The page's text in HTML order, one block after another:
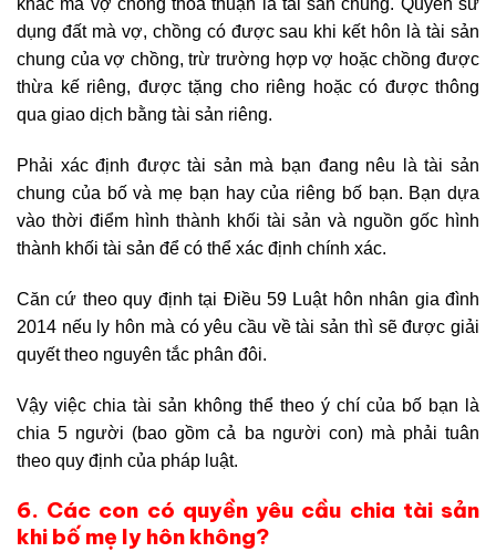
khác mà vợ chồng thỏa thuận là tài sản chung. Quyền sử
dụng đất mà vợ, chồng có được sau khi kết hôn là tài sản
chung của vợ chồng, trừ trường hợp vợ hoặc chồng được
thừa kế riêng, được tặng cho riêng hoặc có được thông
qua giao dịch bằng tài sản riêng.
Phải xác định được tài sản mà bạn đang nêu là tài sản
chung của bố và mẹ bạn hay của riêng bố bạn. Bạn dựa
vào thời điểm hình thành khối tài sản và nguồn gốc hình
thành khối tài sản để có thể xác định chính xác.
Căn cứ theo quy định tại Điều 59 Luật hôn nhân gia đình
2014 nếu ly hôn mà có yêu cầu về tài sản thì sẽ được giải
quyết theo nguyên tắc phân đôi.
Vậy việc chia tài sản không thể theo ý chí của bố bạn là
chia 5 người (bao gồm cả ba người con) mà phải tuân
theo quy định của pháp luật.
6. Các con có quyền yêu cầu chia tài sản
khi bố mẹ ly hôn không?